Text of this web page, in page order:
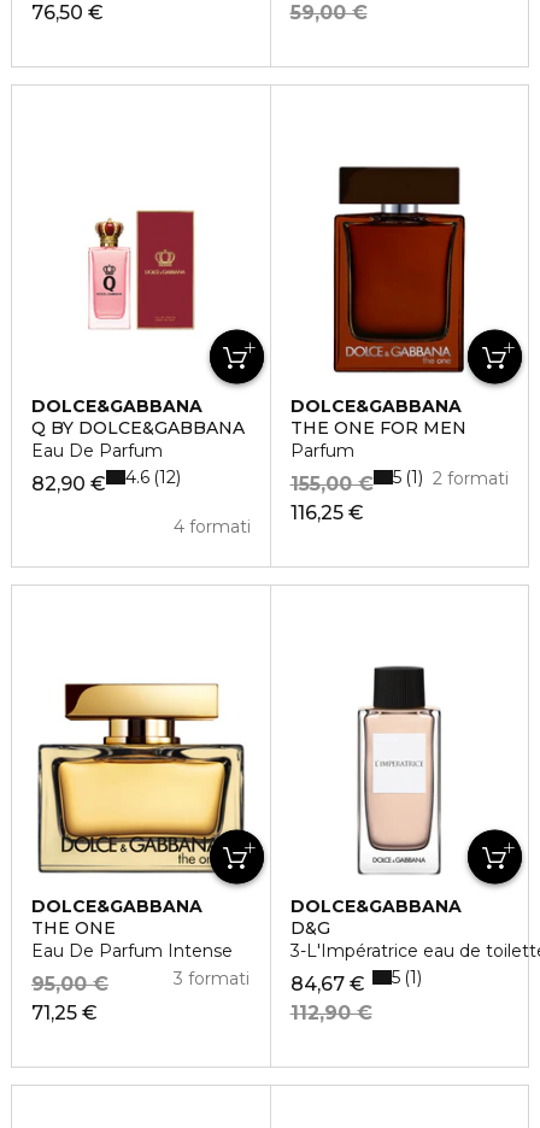
76,50 €
59,00 €
DOLCE&GABBANA
Q BY DOLCE&GABBANA
Eau De Parfum
82,90 €
4 formati
4.6 12
DOLCE&GABBANA
THE ONE FOR MEN
Parfum
116,25 €
155,00 € 2 formati
5 1
DOLCE&GABBANA
THE ONE
Eau De Parfum Intense
71,25 €
95,00 € 3 formati
DOLCE&GABBANA
D&G
3-L'Impératrice eau de
84,67 €
112,90 €
5 1